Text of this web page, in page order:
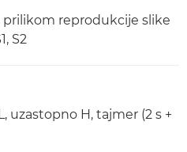
prilikom reprodukcije slike
S2
uzastopno H, tajmer (2 s +